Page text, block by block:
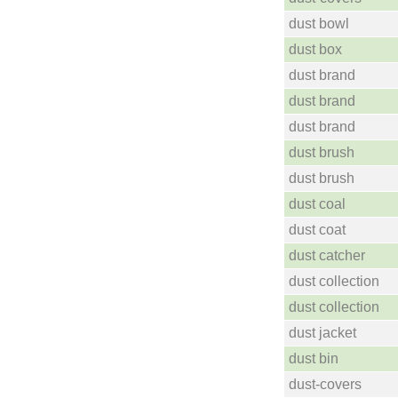
dust bowl
dust box
dust brand
dust brand
dust brand
dust brush
dust brush
dust coal
dust coat
dust catcher
dust collection
dust collection
dust jacket
dust bin
dust-covers